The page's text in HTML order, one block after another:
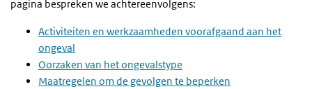
pagina bespreken we achtereenvolgens:
Activiteiten en werkzaamheden voorafgaand aan het
ongeval
Oorzaken van het ongevalstype
Maatregelen om de gevolgen te beperken